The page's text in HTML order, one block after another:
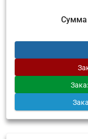
Сумма